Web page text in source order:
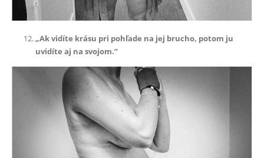
„Ak vidíte krásu pri pohľade na jej brucho, potom ju
uvidíte aj na svojom.”